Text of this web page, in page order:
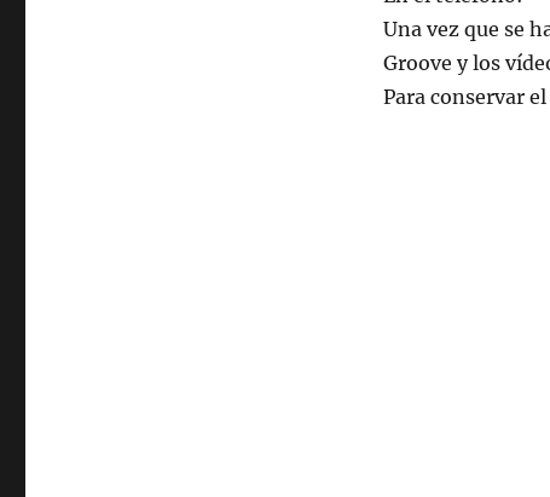
Una vez que se
Groove y los
Para conservar